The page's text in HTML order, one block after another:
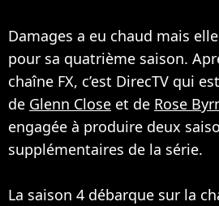
Damages a eu chaud mais
pour sa quatrième saison.
chaîne FX, c’est DirecTV qui
de Glenn Close et de Rose
engagée à produire deux
supplémentaires de la série.
La saison 4 débarque sur la